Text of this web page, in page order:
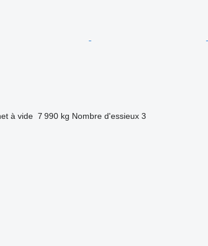
à vide 7 990 kg Nombre d'essieux 3